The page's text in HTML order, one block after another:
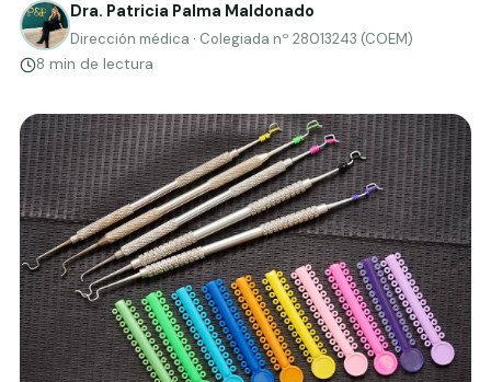
Dra. Patricia Palma Maldonado
Dirección médica · Colegiada nº 28013243 (COEM)
8 min de lectura